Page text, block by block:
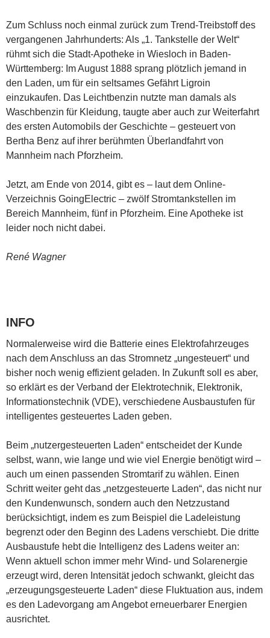
Zum Schluss noch einmal zurück zum Trend-Treibstoff des
vergangenen Jahrhunderts: Als „1. Tankstelle der Welt“
rühmt sich die Stadt-Apotheke in Wiesloch in Baden-
Württemberg: Im August 1888 sprang plötzlich jemand in
den Laden, um für ein seltsames Gefährt Ligroin
einzukaufen. Das Leichtbenzin nutzte man damals als
Waschbenzin für Kleidung, taugte aber auch zur Weiterfahrt
des ersten Automobils der Geschichte – gesteuert von
Bertha Benz auf ihrer berühmten Überlandfahrt von
Mannheim nach Pforzheim.
Jetzt, am Ende von 2014, gibt es – laut dem Online-
Verzeichnis GoingElectric – zwölf Stromtankstellen im
Bereich Mannheim, fünf in Pforzheim. Eine Apotheke ist
leider noch nicht dabei.
René Wagner
INFO
Normalerweise wird die Batterie eines Elektrofahrzeuges
nach dem Anschluss an das Stromnetz „ungesteuert“ und
bisher noch wenig effizient geladen. In Zukunft soll es aber,
so erklärt es der Verband der Elektrotechnik, Elektronik,
Informationstechnik (VDE), verschiedene Ausbaustufen für
intelligentes gesteuertes Laden geben.
Beim „nutzergesteuerten Laden“ entscheidet der Kunde
selbst, wann, wie lange und wie viel Energie benötigt wird –
auch um einen passenden Stromtarif zu wählen. Einen
Schritt weiter geht das „netzgesteuerte Laden“, das nicht nur
den Kundenwunsch, sondern auch den Netzzustand
berücksichtigt, indem es zum Beispiel die Ladeleistung
begrenzt oder den Beginn des Ladens verschiebt. Die dritte
Ausbaustufe hebt die Intelligenz des Ladens weiter an:
Wenn aktuell schon immer mehr Wind- und Solarenergie
erzeugt wird, deren Intensität jedoch schwankt, gleicht das
„erzeugungsgesteuerte Laden“ diese Fluktuation aus, indem
es den Ladevorgang am Angebot erneuerbarer Energien
ausrichtet.